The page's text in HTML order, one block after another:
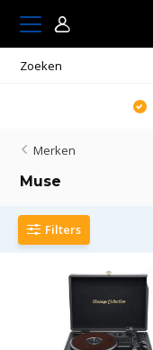
Merken
Muse
Filters